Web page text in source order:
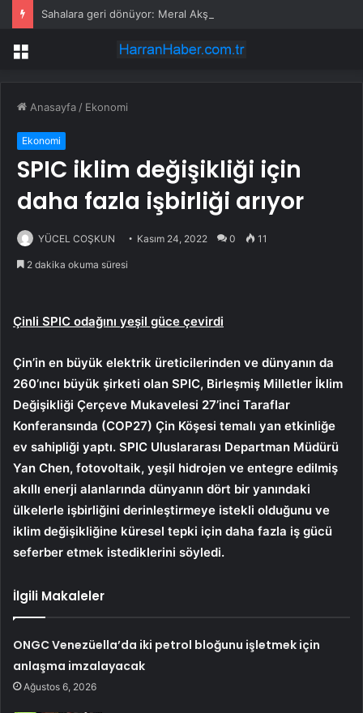
Menü
Anasayfa / Ekonomi
Ekonomi
SPIC iklim değişikliği için
daha fazla işbirliği arıyor
YÜCEL COŞKUN Kasım 24, 2022 0 11
2 dakika okuma süresi
Çinli SPIC odağını yeşil güce çevirdi
Çin’in en büyük elektrik üreticilerinden ve dünyanın da
260’ıncı büyük şirketi olan SPIC, Birleşmiş Milletler İklim
Değişikliği Çerçeve Mukavelesi 27’inci Taraflar
Konferansında (COP27) Çin Köşesi temalı yan etkinliğe
ev sahipliği yaptı. SPIC Uluslararası Departman Müdürü
Yan Chen, fotovoltaik, yeşil hidrojen ve entegre edilmiş
akıllı enerji alanlarında dünyanın dört bir yanındaki
ülkelerle işbirliğini derinleştirmeye istekli olduğunu ve
iklim değişikliğine küresel tepki için daha fazla iş gücü
seferber etmek istediklerini söyledi.
İlgili Makaleler
ONGC Venezüella’da iki petrol bloğunu işletmek için
anlaşma imzalayacak
Ağustos 6, 2026